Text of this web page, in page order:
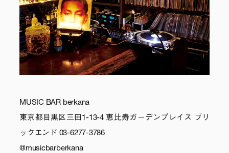
MUSIC BAR berkana
東京都目黒区三田1-13-4 恵比寿ガーデンプレイス ブリ
ックエンド 03-6277-3786
@musicbarberkana